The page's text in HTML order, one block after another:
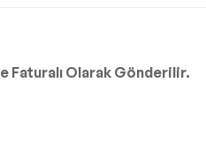
Faturalı Olarak Gönderilir.